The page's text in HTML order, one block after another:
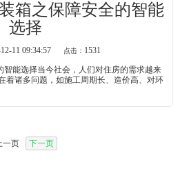
箱之保障安全的智能
选择
11 09:34:57 点击： 1531
能选择当今社会，人们对住房的需求越来
着诸多问题，如施工周期长、造价高、对环
一页 下一页